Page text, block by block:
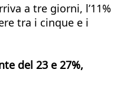
a tre giorni, l’11%
tra i cinque e i
del 23 e 27%,